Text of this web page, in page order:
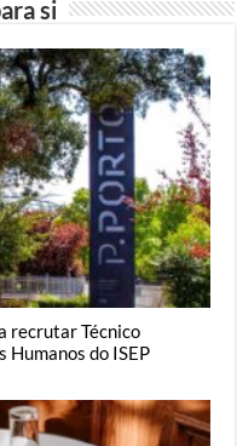
si
recrutar Técnico
Humanos do ISEP